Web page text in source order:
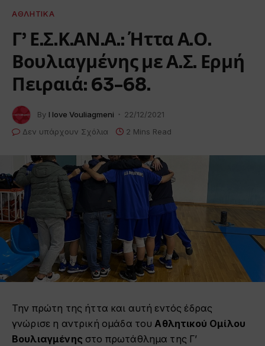
ΑΘΛΗΤΙΚΆ
Γ’ Ε.Σ.Κ.ΑΝ.Α.: Ήττα Α.Ο.
Βουλιαγμένης με Α.Σ. Ερμή
Πειραιά: 63-68.
By I love Vouliagmeni
22/12/2021
Δεν υπάρχουν Σχόλια
2 Mins Read
Την πρώτη της ήττα και αυτή εντός έδρας
γνώρισε η αντρική ομάδα τουΑθλητικού Ομίλου
Βουλιαγμένης στο πρωτάθλημα της Γ’